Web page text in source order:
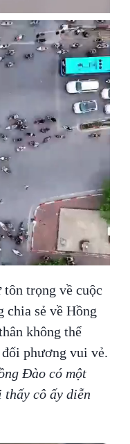
tôn trọng về cuộc
chia sẻ về Hồng
không thể
phương vui vẻ.
Đào có một
cô ấy diễn